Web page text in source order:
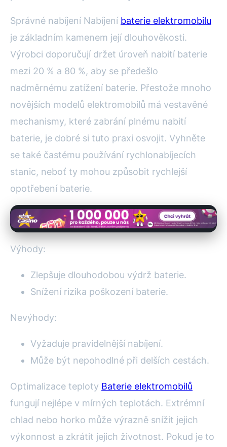
Správné nabíjení Nabíjení baterie elektromobilu
je základním kamenem její dlouhověkosti.
Výrobci doporučují držet úroveň nabití baterie
mezi 20 % a 80 %, aby se předešlo
nadměrnému zatížení baterie. Přestože mnoho
novějších modelů elektromobilů má vestavěné
mechanismy, které zabrání plnému nabití
baterie, je dobré si tuto praxi osvojit. Vyhněte
se také častému používání rychlonabíjecích
stanic, neboť ty mohou způsobit rychlejší
opotřebení baterie.
Výhody:
Zlepšuje dlouhodobou výdrž baterie.
Snížení rizika poškození baterie.
Nevýhody:
Vyžaduje pravidelnější nabíjení.
Může být nepohodlné při delších cestách.
Optimalizace teploty Baterie elektromobilů
fungují nejlépe v mírných teplotách. Extrémní
chlad nebo horko může výrazně snížit jejich
výkonnost a zkrátit jejich životnost. Pokud je to